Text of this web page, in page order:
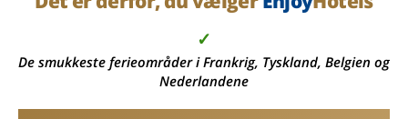
✓
De smukkeste ferieområder i Frankrig, Tyskland, Belgien og
Nederlandene